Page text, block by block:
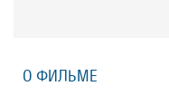
О ФИЛЬМЕ